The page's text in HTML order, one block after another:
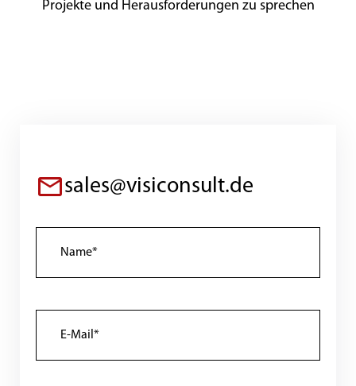
Projekte und Herausforderungen zu sprechen
sales@visiconsult.de